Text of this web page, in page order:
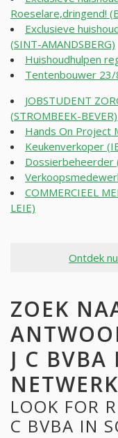
Roeselare,dringend!
Exclusieve
(SINT-AMANDSBERG)
Huishoudhulpen
Tentenbouwer 23/
JOBSTUDENT
(STROMBEEK-BEVER)
Hands On Project
Keukenverkoper
Dossierbeheerder
COMMERCIEEL
LEIE)
Ontdek
ZOEK
J C BVBA
LOOK FOR
C BVBA IN